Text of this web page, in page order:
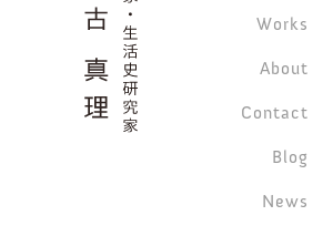
Works
About
Contact
Blog
News